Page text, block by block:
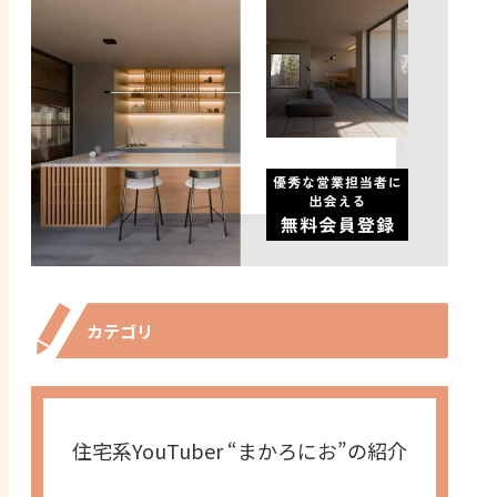
カテゴリ
住宅系YouTuber “まかろにお”の紹介